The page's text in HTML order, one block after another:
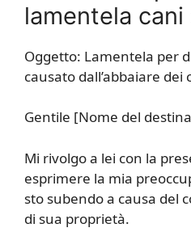
lamentela
Oggetto: Lamentela per
causato dall’abbaiare dei
Gentile [Nome del
Mi rivolgo a lei con la
esprimere la mia
sto subendo a causa del
di sua proprietà.